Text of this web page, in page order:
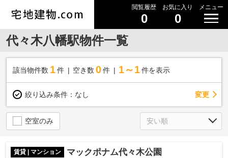
閲覧履歴
0
お気に入り
0
メニュー
代々木八幡駅物件一覧
該当物件数 1件 空き数 0 件 1～1 件を表示
絞り込み条件： なし 変更
空室のみ
賃貸 | マンション マックポナム代々木公園